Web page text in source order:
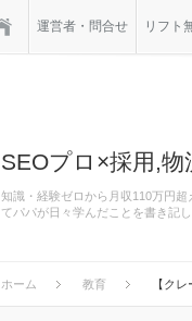
運営者・問合せ リフト
SEOプロ×採用,
知識・経験ゼロから月収110万円
てパパが日々学んだことを書き記し
ホーム 教育 【ク